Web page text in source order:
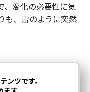
、変化の必要性に気
も、雷のように突然